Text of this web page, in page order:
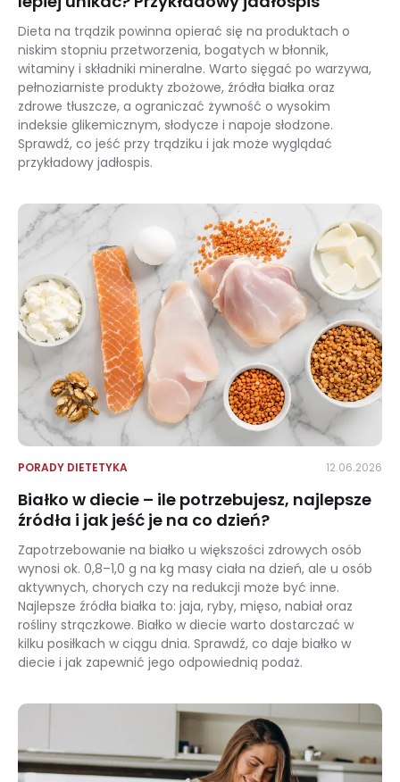
Dieta na trądzik powinna opierać się na produktach o
niskim stopniu przetworzenia, bogatych w błonnik,
witaminy i składniki mineralne. Warto sięgać po warzywa,
pełnoziarniste produkty zbożowe, źródła białka oraz
zdrowe tłuszcze, a ograniczać żywność o wysokim
indeksie glikemicznym, słodycze i napoje słodzone.
Sprawdź, co jeść przy trądziku i jak może wyglądać
przykładowy jadłospis.
PORADY DIETETYKA 12.06.2026
Białko w diecie – ile potrzebujesz, najlepsze
źródła i jak jeść je na co dzień?
Zapotrzebowanie na białko u większości zdrowych osób
wynosi ok. 0,8–1,0 g na kg masy ciała na dzień, ale u osób
aktywnych, chorych czy na redukcji może być inne.
Najlepsze źródła białka to: jaja, ryby, mięso, nabiał oraz
rośliny strączkowe. Białko w diecie warto dostarczać w
kilku posiłkach w ciągu dnia. Sprawdź, co daje białko w
diecie i jak zapewnić jego odpowiednią podaż.